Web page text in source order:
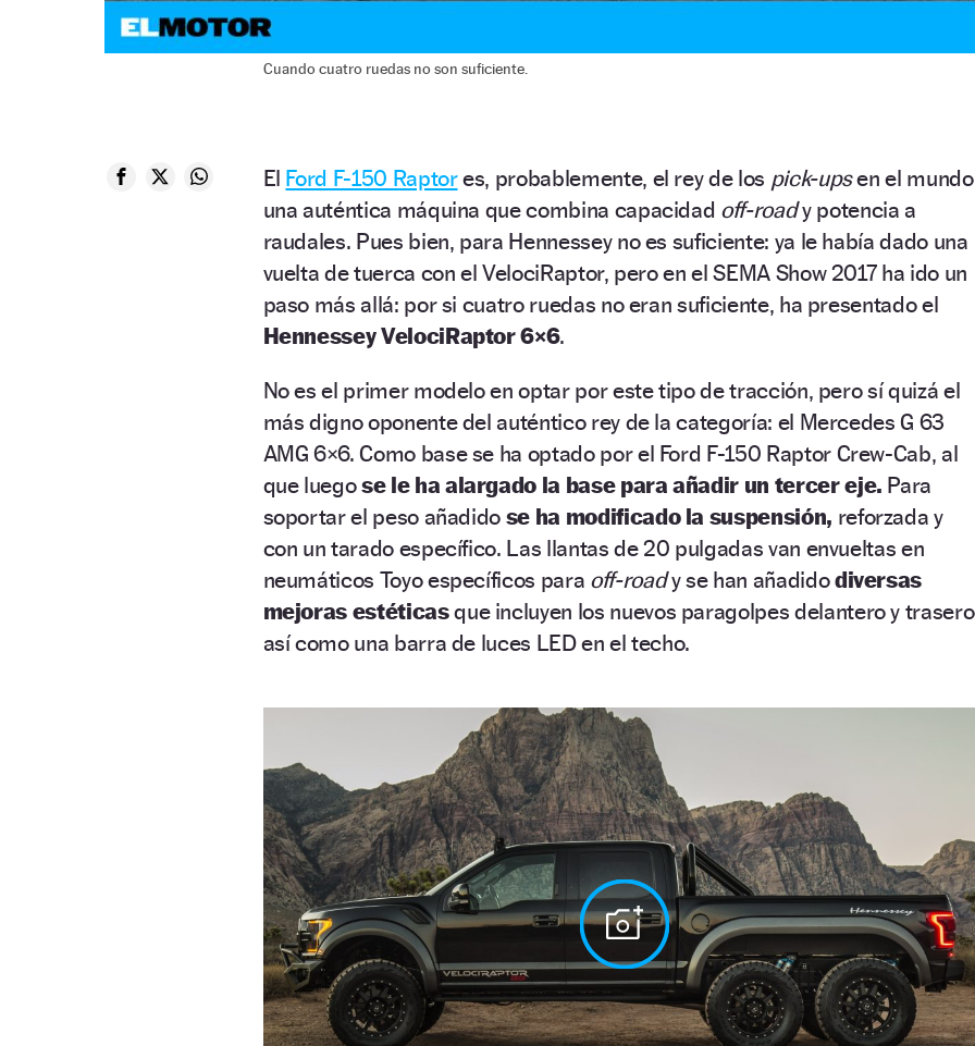
Cuando cuatro ruedas no son suficiente.
El Ford F-150 Raptores, probablemente, el rey de los pick-upsen el
una auténtica máquina que combina capacidad off-roady potencia a
raudales. Pues bien, para Hennessey no es suficiente: ya le había dado una
vuelta de tuerca con el VelociRaptor, pero en el SEMA Show 2017 ha ido un
paso más allá: por si cuatro ruedas no eran suficiente, ha presentado el
Hennessey VelociRaptor 6×6.
No es el primer modelo en optar por este tipo de tracción, pero sí quizá el
más digno oponente del auténtico rey de la categoría: el Mercedes G 63
AMG 6×6. Como base se ha optado por el Ford F-150 Raptor Crew-Cab, al
que luegose le ha alargado la base para añadir un tercer eje. Para
soportar el peso añadido se ha modificado la suspensión, reforzada y
con un tarado específico. Las llantas de 20 pulgadas van envueltas en
neumáticos Toyo específicos para off-roady se han añadidodiversas
mejoras estéticasque incluyen los nuevos paragolpes delantero y
así como una barra de luces LED en el techo.